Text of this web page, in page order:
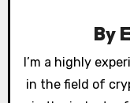
g
a
By
I’m a highly
in the field of